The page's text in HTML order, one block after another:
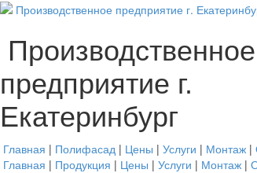
Производственное
предприятие г.
Екатеринбург
Главная | Полифасад | Цены | Услуги | Монтаж |
Главная | Продукция | Цены | Услуги | Монтаж |